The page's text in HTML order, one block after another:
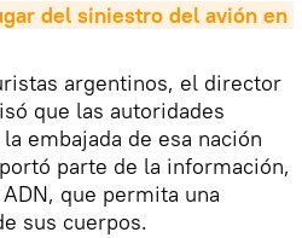
del siniestro del avión en
argentinos, el director
que las autoridades
embajada de esa nación
parte de la información,
que permita una
sus cuerpos.